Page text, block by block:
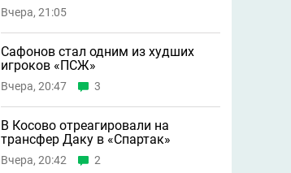
Вчера, 21:05
Сафонов стал одним из худших
игроков «ПСЖ»
Вчера, 20:47 3
В Косово отреагировали на
трансфер Даку в «Спартак»
Вчера, 20:42 2